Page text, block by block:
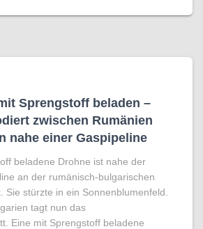
Sprengstoff beladen –
zwischen Rumänien
nahe einer Gaspipeline
beladene Drohne ist nahe der
an der rumänisch-bulgarischen
Sie stürzte in ein Sonnenblumenfeld.
tagt nun das
Eine mit Sprengstoff beladene